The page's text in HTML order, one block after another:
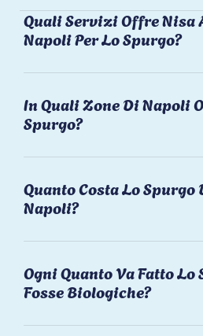
Quali Servizi Offre Nisa
Napoli Per Lo Spurgo?
In Quali Zone Di Napoli
Spurgo?
Quanto Costa Lo
Napoli?
Ogni Quanto Va Fatto
Fosse Biologiche?